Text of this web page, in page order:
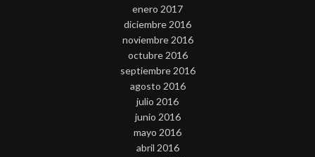
enero 2017
diciembre 2016
noviembre 2016
octubre 2016
septiembre 2016
agosto 2016
julio 2016
junio 2016
mayo 2016
abril 2016